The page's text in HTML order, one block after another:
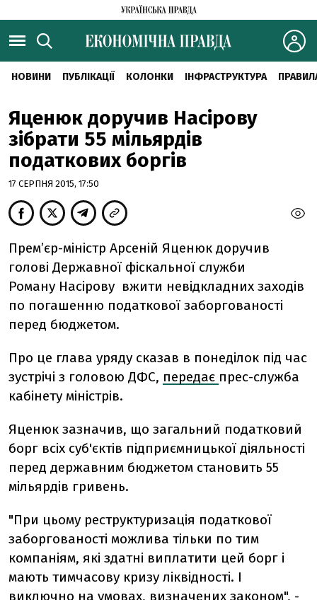
НОВИНИ ПУБЛІКАЦІЇ КОЛОНКИ ІНФРАСТРУКТУРА
Яценюк доручив Насірову
зібрати 55 мільярдів
податкових боргів
17 СЕРПНЯ 2015, 17:50
Прем’єр-міністр Арсеній Яценюк доручив
голові Державної фіскальної служби
Роману Насірову вжити невідкладних заходів
по погашенню податкової заборгованості
перед бюджетом.
Про це глава уряду сказав в понеділок під час
зустрічі з головою ДФС, передає прес-служба
кабінету міністрів.
Яценюк зазначив, що загальний податковий
борг всіх суб'єктів підприємницької діяльності
перед державним бюджетом становить 55
мільярдів гривень.
"При цьому реструктуризація податкової
заборгованості можлива тільки по тим
компаніям, які здатні виплатити цей борг і
мають тимчасову кризу ліквідності. І
виключно на умовах, визначених законом", -